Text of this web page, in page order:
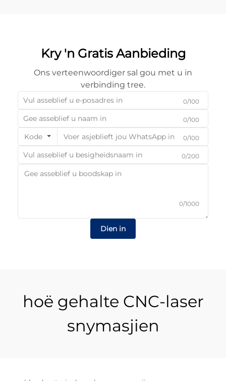
Kry 'n Gratis Aanbieding
Ons verteenwoordiger sal gou met u in
verbinding tree.
0/100
0/100
Kode 0/100
0/200
0/1000
Dien in
hoë gehalte CNC-laser
snymasjien